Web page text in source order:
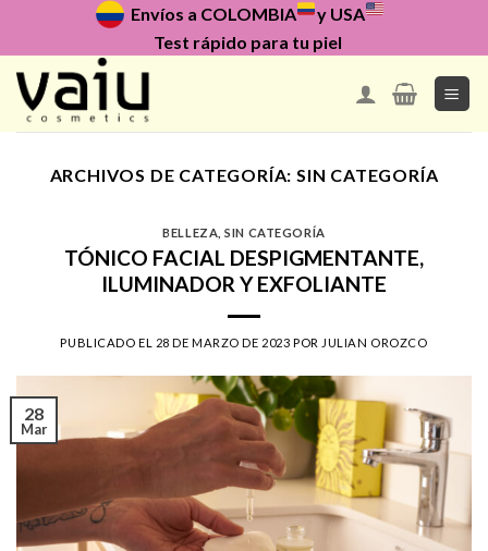
content
Envíos a COLOMBIA
y USA
Test rápido para tu piel
ARCHIVOS DE CATEGORÍA: SIN CATEGORÍA
BELLEZA ,SIN CATEGORÍA
TÓNICO FACIAL DESPIGMENTANTE,
ILUMINADOR Y EXFOLIANTE
PUBLICADO EL 28 DE MARZO DE 2023 POR JULIAN OROZCO
28
Mar